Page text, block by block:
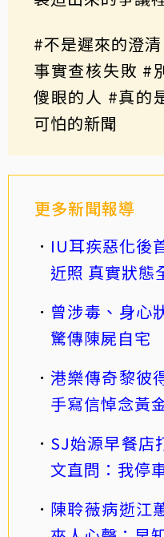
#不是遲來的澄
事實查核失敗 #
傻眼的人 #真的
可怕的新聞
更多新聞報導
IU耳疾惡化後
近照 真實狀態
曾涉毒、身心
驚傳陳屍自宅
港樂傳奇黎彼
手寫信悼念黃
SJ始源早餐店
文直問：我停
陳聆薇病逝江